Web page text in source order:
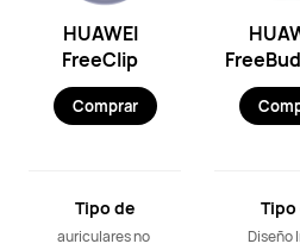
HUAWEI
FreeClip
Comprar
Tipo de
auriculares
auriculares no
3
Tipo
Diseño